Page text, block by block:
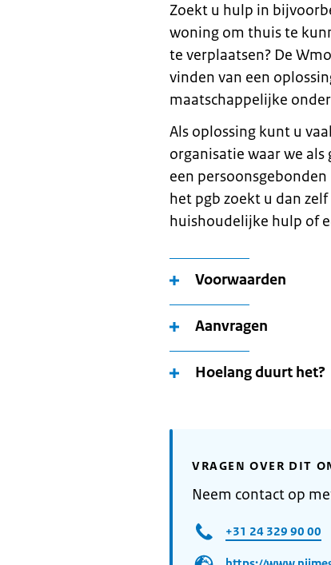
Zoekt u hulp in
woning om thuis te
te verplaatsen? De
vinden van een
maatschappelijke
Als oplossing kunt u
organisatie waar we
een
het pgb zoekt u dan
huishoudelijke hulp of
Voorwaarden
Aanvragen
Hoelang duurt het?
VRAGEN OVER DIT
Neem contact op
+31 24 329 90 00